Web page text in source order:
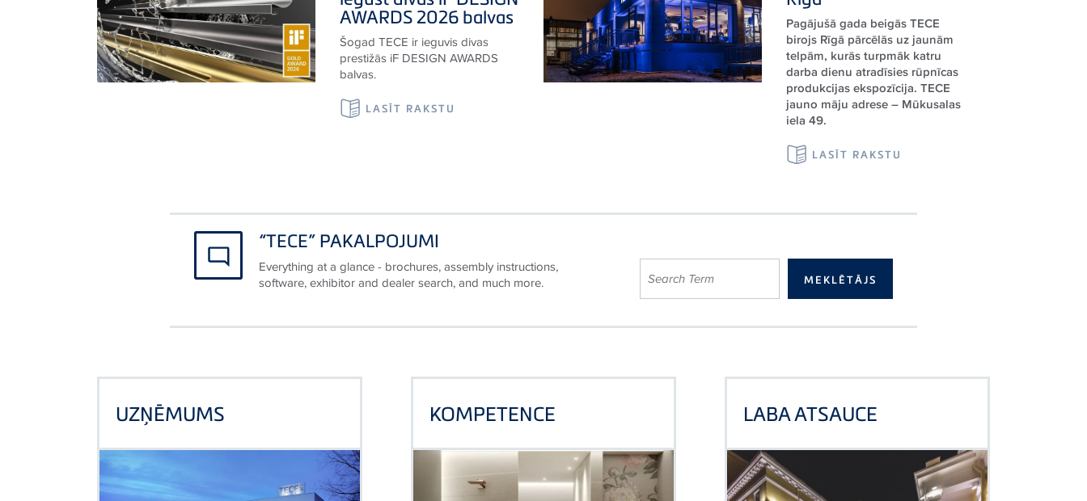
AWARDS 2026 balvas
Šogad TECE ir ieguvis divas
prestižās iF DESIGN AWARDS
balvas.
LASĪT RAKSTU
Pagājušā gada beigās TECE
birojs Rīgā pārcēlās uz jaunām
telpām, kurās turpmāk katru
darba dienu atradīsies rūpnīcas
produkcijas ekspozīcija. TECE
jauno māju adrese – Mūkusalas
iela 49.
LASĪT RAKSTU
“TECE” PAKALPOJUMI
Everything at a glance - brochures, assembly instructions,
software, exhibitor and dealer search, and much more.
UZŅĒMUMS KOMPETENCE LABA ATSAUCE